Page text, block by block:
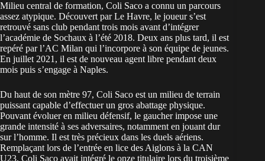
Milieu central de formation, Coli Saco a connu un parcours
assez atypique. Découvert par Le Havre, le joueur s’est
retrouvé sans club pendant trois mois avant d’intégrer
l’académie de Sochaux à l’été 2018. Deux ans plus tard, il est
repéré par l’AC Milan qui l’incorpore à son équipe de jeunes.
En juillet 2021, il est de nouveau agent libre pendant deux
mois puis s’engage à Naples.
Du haut de son mètre 97, Coli Saco est un milieu de terrain
puissant capable d’effectuer un gros abattage physique.
Pouvant évoluer en milieu défensif, le gaucher impose une
grande intensité à ses adversaires, notamment en jouant dur
sur l’homme. Il est très précieux dans les duels aériens.
Remplaçant lors de l’entrée en lice des Aiglons à la CAN
U23, Coli Saco avait intégré le onze titulaire lors du troisième